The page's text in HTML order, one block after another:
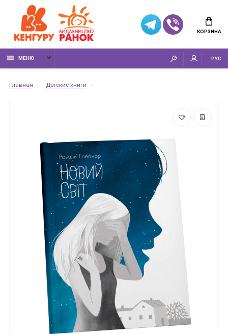
КОРЗИНА
МЕНЮ РУС
Главная Детские книги